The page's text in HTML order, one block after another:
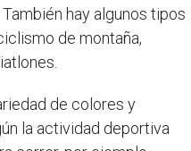
hay algunos tipos
de montaña,
de colores y
la actividad deportiva